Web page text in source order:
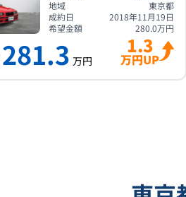
地域
東京都
成約日
2018年11月19日
希望金額
280.0万円
281.3 万円
1.3
万円UP